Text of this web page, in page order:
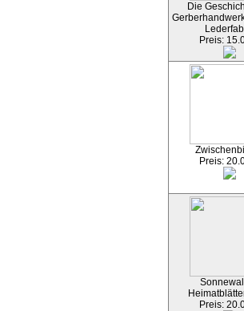
Die
Preis:
Preis:
Preis: